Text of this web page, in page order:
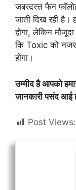
जबरदस्त फैन
जाती दिख रही है।
होगा, लेकिन
कि Toxic को
होगा।
उम्मीद है आपको
जानकारी पसंद आई
Post Views: